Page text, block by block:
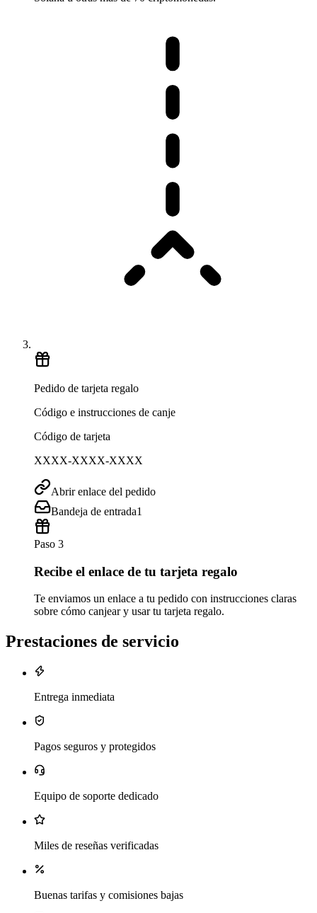
Pedido de tarjeta regalo
Código e instrucciones de canje
Código de tarjeta
XXXX-XXXX-XXXX
Abrir enlace del pedido
Bandeja de entrada1
Paso 3
Recibe el enlace de tu tarjeta regalo
Te enviamos un enlace a tu pedido con instrucciones claras
sobre cómo canjear y usar tu tarjeta regalo.
Prestaciones de servicio
Entrega inmediata
Pagos seguros y protegidos
Equipo de soporte dedicado
Miles de reseñas verificadas
Buenas tarifas y comisiones bajas